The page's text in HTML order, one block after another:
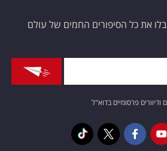
את כל הסיפורים החמים של עולם
פרסומיים בדוא"ל